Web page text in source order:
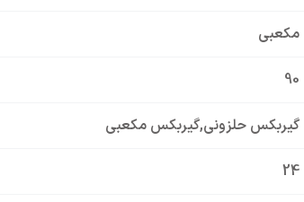
مکعبی
90
گیربکس حلزونی,گیربکس مکعبی
24